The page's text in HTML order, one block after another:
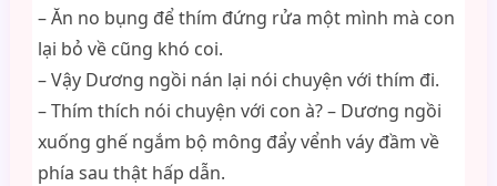
– Ăn no bụng để thím đứng rửa một mình mà con
lại bỏ về cũng khó coi.
– Vậy Dương ngồi nán lại nói chuyện với thím đi.
– Thím thích nói chuyện với con à? – Dương ngồi
xuống ghế ngắm bộ mông đẩy vểnh váy đầm về
phía sau thật hấp dẫn.